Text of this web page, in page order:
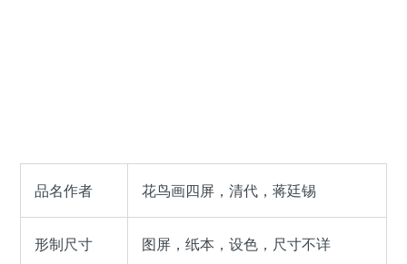
品名作者 花鸟画四屏，清代，蒋廷锡
形制尺寸 图屏，纸本，设色，尺寸不详